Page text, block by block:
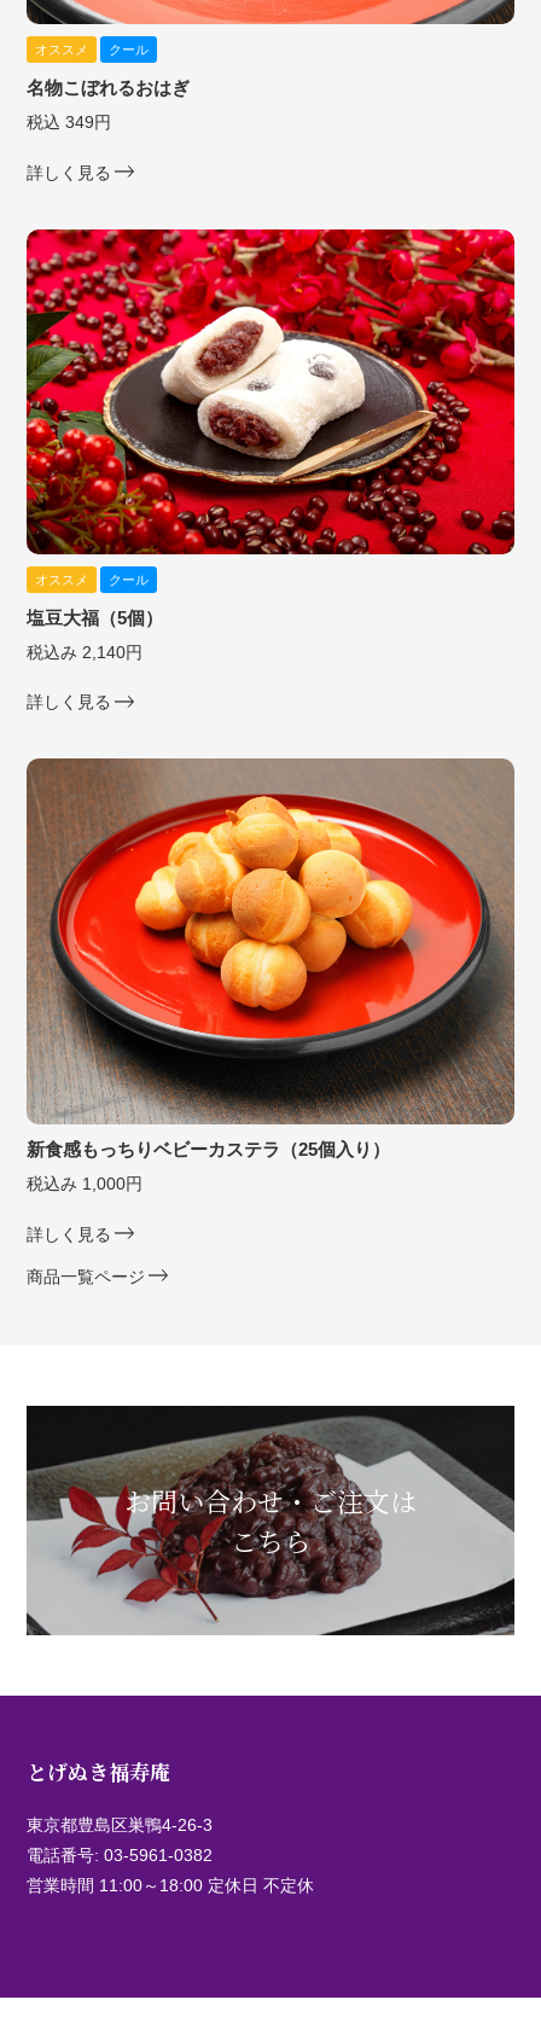
オススメ クール
名物こぼれるおはぎ
税込 349円
詳しく見る
オススメ クール
塩豆大福（5個）
税込み 2,140円
詳しく見る
新食感もっちりベビーカステラ（25個入り）
税込み 1,000円
詳しく見る
商品一覧ページ
お問い合わせ・ご注文は
こちら
とげぬき福寿庵
東京都豊島区巣鴨4-26-3
電話番号:03-5961-0382
営業時間 11:00～18:00 定休日 不定休